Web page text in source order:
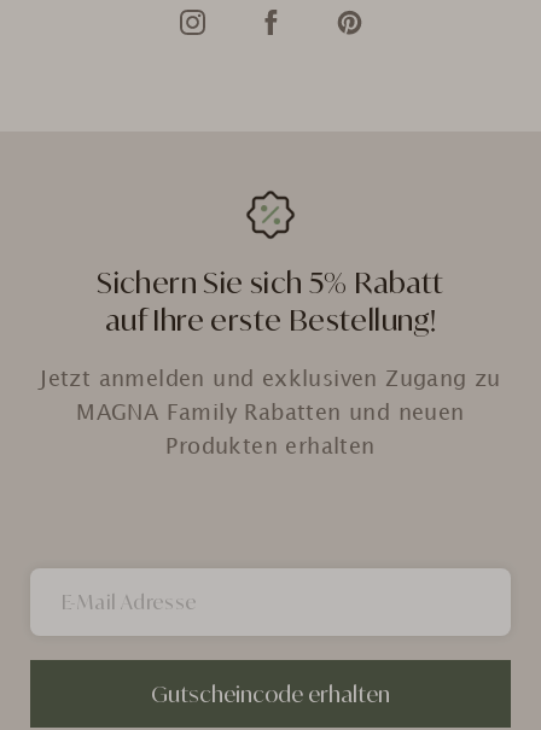
Sichern Sie sich 5% Rabatt
auf Ihre erste Bestellung!
Jetzt anmelden und exklusiven Zugang zu
MAGNA Family Rabatten und neuen
Produkten erhalten
Gutscheincode erhalten